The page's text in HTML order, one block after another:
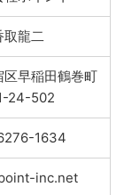
取龍二
区早稲田鶴巻町
24-502
1634
inc.net